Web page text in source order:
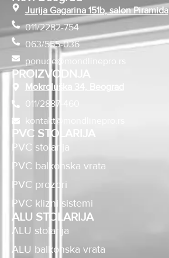
Jurija Gagarina 151b, salon Piramida
011/2282-754
063/555-036
ponude@mondlinepro.rs
PROIZVODNJA
Mokroluška 34, Beograd
011/2887-460
kontakt@mondlinepro.rs
PVC STOLARIJA
PVC stolarija
PVC balkonska vrata
PVC prozori
PVC klizni sistemi
ALU STOLARIJA
ALU stolarija
ALU balkonska vrata